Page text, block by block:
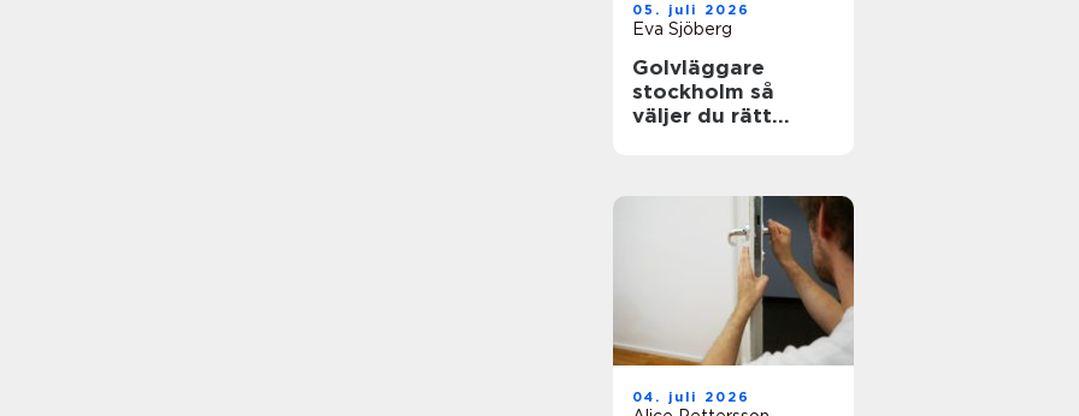
05. juli 2026
Eva Sjöberg
Golvläggare
stockholm så
väljer du rätt
04. juli 2026